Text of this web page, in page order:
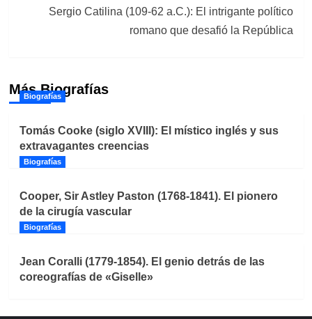
Sergio Catilina (109-62 a.C.): El intrigante político
romano que desafió la República
Más Biografías
Biografías
Tomás Cooke (siglo XVIII): El místico inglés y sus
extravagantes creencias
Biografías
Cooper, Sir Astley Paston (1768-1841). El pionero
de la cirugía vascular
Biografías
Jean Coralli (1779-1854). El genio detrás de las
coreografías de «Giselle»